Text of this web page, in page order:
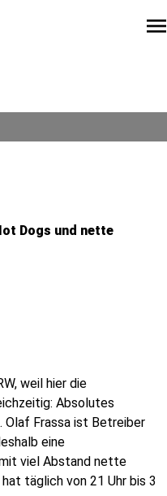
menu
Dogs und nette
weil hier die
Absolutes
Frassa ist Betreiber
eine
viel Abstand nette
täglich von 21 Uhr bis 3